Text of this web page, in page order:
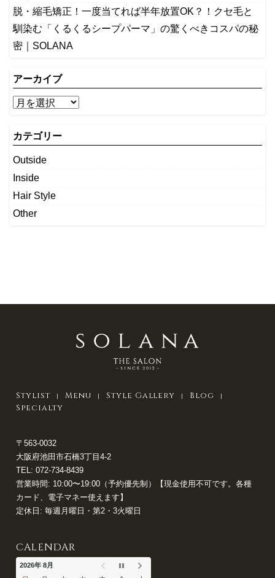
脱・縮毛矯正！一度当てれば半年放置OK？！クセ毛と
馴染む「くるくるシープパーマ」の驚くべきコスパの秘
密｜SOLANA
アーカイブ
カテゴリー
Outside
Inside
Hair Style
Other
Stylist Menu Style Gallery
Blog
Specialty
〒563-0032
大阪府池田市石橋3丁目4-2
TEL: 072-734-8439
営業時間: 10:00〜19:00（予約優先制）【現金使用不可です。各種
カード、電子マネー使えます】
定休日: 毎週月曜日・第2・3火曜日
CALENDAR
2026年 8月